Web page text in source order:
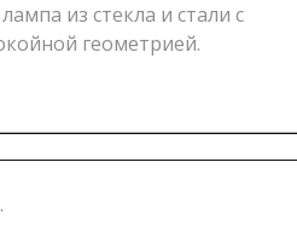
из стекла и стали с
геометрией.